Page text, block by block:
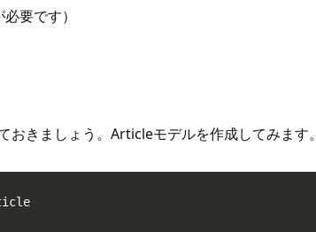
要です）
きましょう。Articleモデルを作成してみます。